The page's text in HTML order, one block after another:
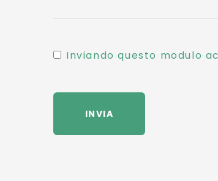
Inviando questo modulo
INVIA